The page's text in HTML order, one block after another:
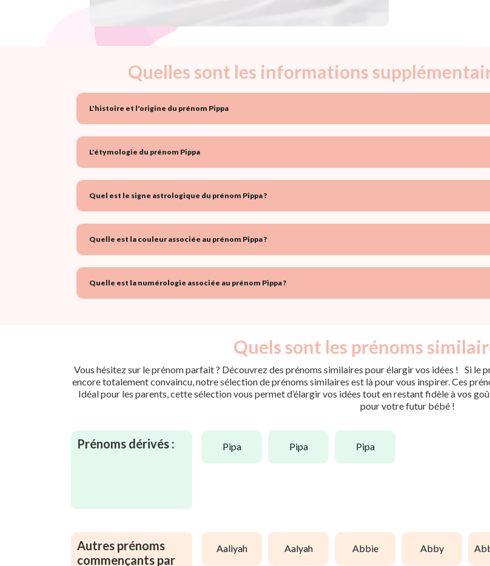
Quelles sont les informations
L'histoire et l'origine du prénom Pippa
L'étymologie du prénom Pippa
Quel est le signe astrologique du prénom Pippa ?
Quelle est la couleur associée au prénom Pippa ?
Quelle est la numérologie associée au prénom Pippa ?
Quels sont les prénoms
Vous hésitez sur le prénom parfait ? Découvrez des prénoms similaires pour élargir vos idées ! Si le
encore totalement convaincu, notre sélection de prénoms similaires est là pour vous inspirer. Ces
Idéal pour les parents, cette sélection vous permet d’élargir vos idées tout en restant fidèle à vos
pour votre futur bébé !
Prénoms dérivés : pipa pipa pipa
Autres prénoms
commençants par
aaliyah aalyah abbie abby